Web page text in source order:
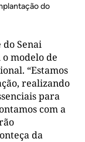
do
Senai
modelo de
“Estamos
realizando
para
com a
da